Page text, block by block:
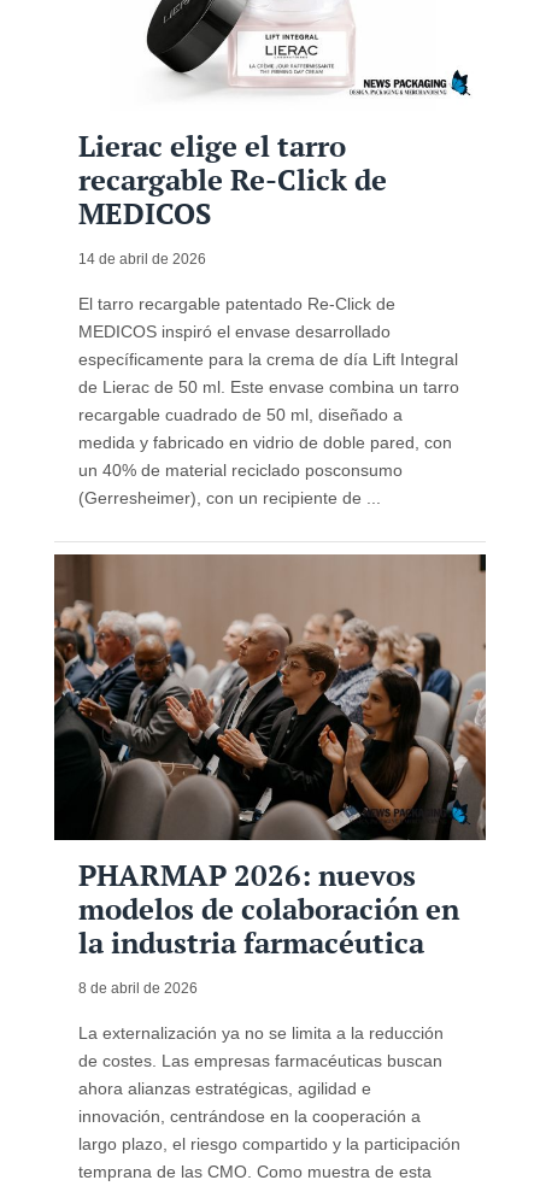
Lierac elige el tarro
recargable Re-Click de
MEDICOS
14 de abril de 2026
El tarro recargable patentado Re-Click de
MEDICOS inspiró el envase desarrollado
específicamente para la crema de día Lift Integral
de Lierac de 50 ml. Este envase combina un tarro
recargable cuadrado de 50 ml, diseñado a
medida y fabricado en vidrio de doble pared, con
un 40% de material reciclado posconsumo
(Gerresheimer), con un recipiente de ...
PHARMAP 2026: nuevos
modelos de colaboración en
la industria farmacéutica
8 de abril de 2026
La externalización ya no se limita a la reducción
de costes. Las empresas farmacéuticas buscan
ahora alianzas estratégicas, agilidad e
innovación, centrándose en la cooperación a
largo plazo, el riesgo compartido y la participación
temprana de las CMO. Como muestra de esta